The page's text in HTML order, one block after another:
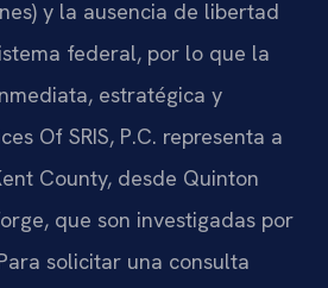
y la ausencia de libertad
federal, por lo que la
estratégica y
Of SRIS, P.C. representa a
County, desde Quinton
que son investigadas por
solicitar una consulta